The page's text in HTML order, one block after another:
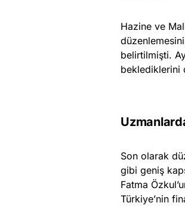
Hazine ve
belirtilmişti.
beklediklerini
Son olarak
gibi geniş
Fatma
Türkiye’nin